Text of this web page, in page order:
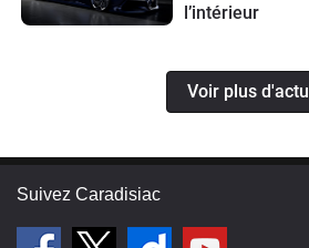
l’intérieur
Voir plus d'actu
Suivez Caradisiac